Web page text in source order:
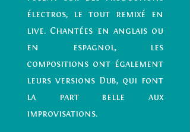
électros, le tout remixé en
live. Chantées en anglais ou
en espagnol, les
compositions ont également
leurs versions Dub, qui font
la part belle aux
improvisations.